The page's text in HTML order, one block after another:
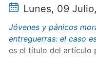
Lunes, 09
Jóvenes y pánicos
entreguerras: el caso
es el título del artículo